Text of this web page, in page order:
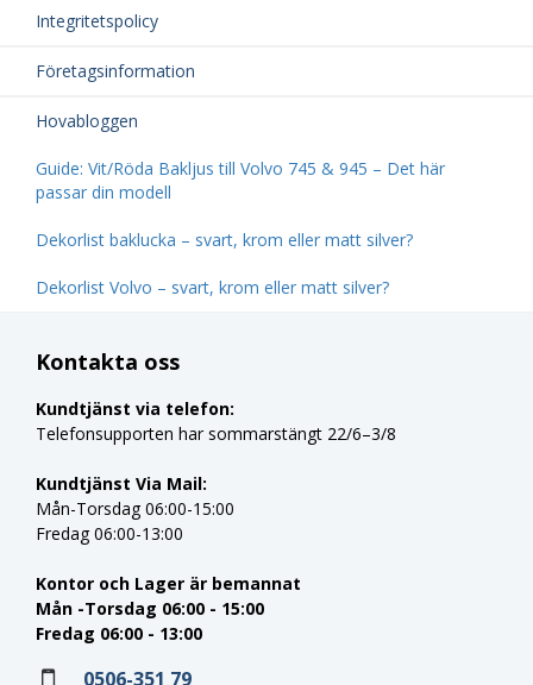
Integritetspolicy
Företagsinformation
Hovabloggen
Guide: Vit/Röda Bakljus till Volvo 745 & 945 – Det här
passar din modell
Dekorlist baklucka – svart, krom eller matt silver?
Dekorlist Volvo – svart, krom eller matt silver?
Kontakta oss
Kundtjänst via telefon:
Telefonsupporten har sommarstängt 22/6–3/8
Kundtjänst Via Mail:
Mån-Torsdag 06:00-15:00
Fredag 06:00-13:00
Kontor och Lager är bemannat
Mån -Torsdag 06:00 - 15:00
Fredag 06:00 - 13:00
0506-351 79